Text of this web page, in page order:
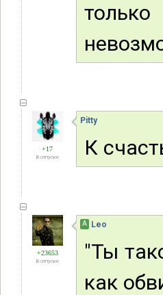
+17
В отпуске
Pitty
К
+23653
В отпуске
А Leo
"Ты
как